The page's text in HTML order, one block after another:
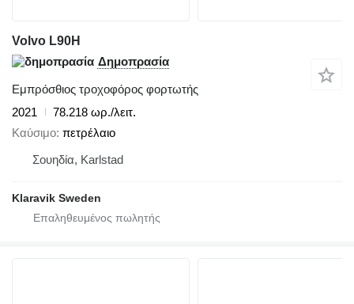
Volvo L90H
Δημοπρασία
Εμπρόσθιος τροχοφόρος φορτωτής
2021
78.218 ωρ./λειτ.
Καύσιμο πετρέλαιο
Σουηδία, Karlstad
Klaravik Sweden